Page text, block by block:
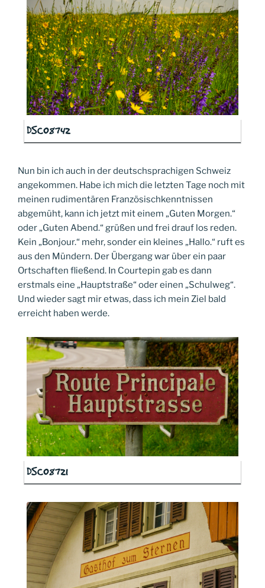
DSC08742
Nun bin ich auch in der deutschsprachigen Schweiz
angekommen. Habe ich mich die letzten Tage noch mit
meinen rudimentären Französischkenntnissen
abgemüht, kann ich jetzt mit einem „Guten Morgen.“
oder „Guten Abend.“ grüßen und frei drauf los reden.
Kein „Bonjour.“ mehr, sonder ein kleines „Hallo.“ ruft es
aus den Mündern. Der Übergang war über ein paar
Ortschaften fließend. In Courtepin gab es dann
erstmals eine „Hauptstraße“ oder einen „Schulweg“.
Und wieder sagt mir etwas, dass ich mein Ziel bald
erreicht haben werde.
DSC08721